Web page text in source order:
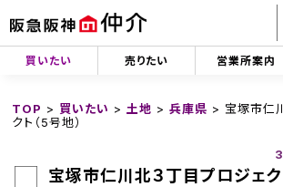
買いたい 売りたい 営業所案内
TOP > 買いたい > 土地 >兵庫県 > 宝塚市仁
クト（5号地）
宝塚市仁川北３丁目プロジェク